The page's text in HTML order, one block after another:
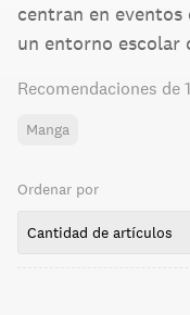
centran en
un entorno escolar
Recomendaciones de
Manga
Ordenar por
Cantidad de artículos